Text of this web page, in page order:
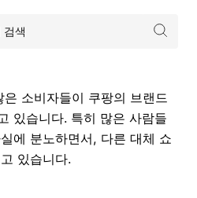
소비자들이 쿠팡의 브랜드
있습니다. 특히 많은 사람들
에 분노하면서, 다른 대체 쇼
있습니다.